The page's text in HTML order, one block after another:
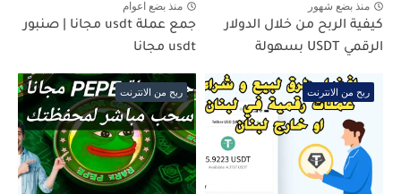
منذ بضع شهور
كيفية الربح من خلال الدولار
الرقمي USDT بسهولة
منذ بضع اعوام
جمع عملة usdt مجانا | صنبور
usdt مجانا
ربح من الانترنت ربح من الانترنت